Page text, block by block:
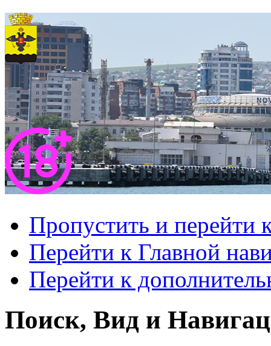
Пропустить и перейти
Перейти к Главной
Перейти к
Поиск, Вид и